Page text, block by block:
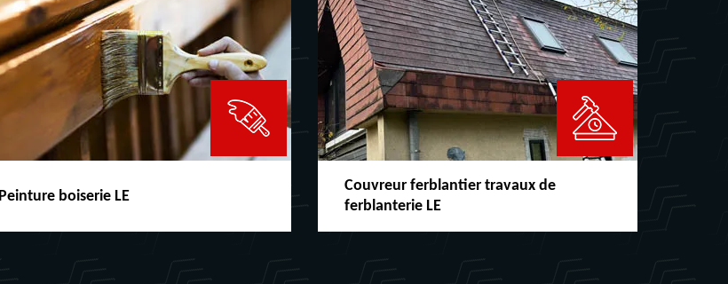
Peinture boiserie LE
Couvreur ferblantier travaux de
ferblanterie LE